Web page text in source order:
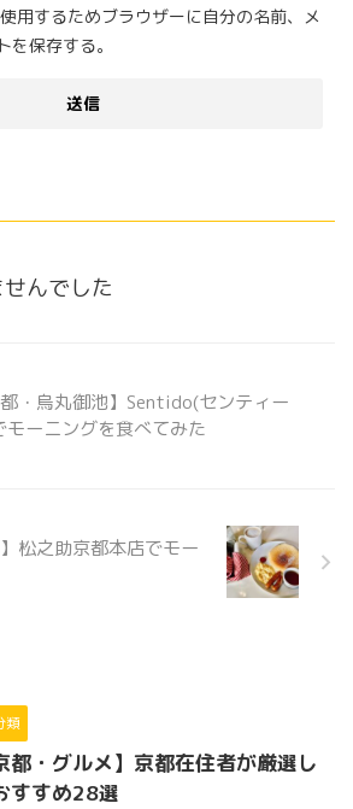
用するためブラウザーに自分の名前、メ
保存する。
んでした
都・烏丸御池】Sentido(センティー
モーニングを食べてみた
松之助京都本店でモー
類
都・グルメ】京都在住者が厳選し
すすめ28選